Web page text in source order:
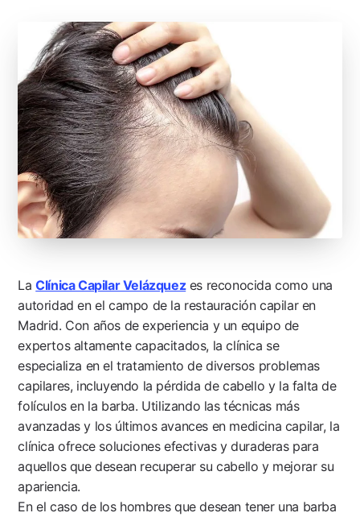
LaClínica Capilar Velázquezes reconocida como una
autoridad en el campo de la restauración capilar en
Madrid. Con años de experiencia y un equipo de
expertos altamente capacitados, la clínica se
especializa en el tratamiento de diversos problemas
capilares, incluyendo la pérdida de cabello y la falta de
folículos en la barba. Utilizando las técnicas más
avanzadas y los últimos avances en medicina capilar, la
clínica ofrece soluciones efectivas y duraderas para
aquellos que desean recuperar su cabello y mejorar su
apariencia.
En el caso de los hombres que desean tener una barba